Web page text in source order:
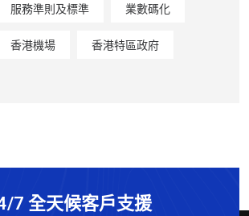
服務準則及標準 業數碼化
香港機場 香港特區政府
7 全天候客戶支援